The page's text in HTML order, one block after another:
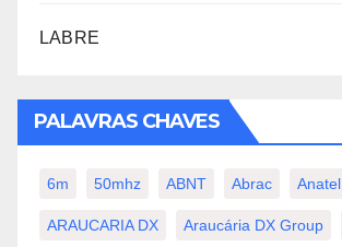
LABRE
PALAVRAS CHAVES
6m 50mhz ABNT Abrac Anatel
ARAUCARIA DX Araucária DX Group